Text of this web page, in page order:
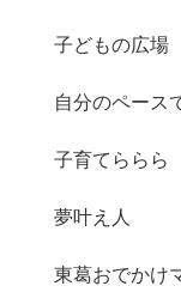
子どもの広
自分のペース
子育てららら
夢叶え人
東葛おでかけ